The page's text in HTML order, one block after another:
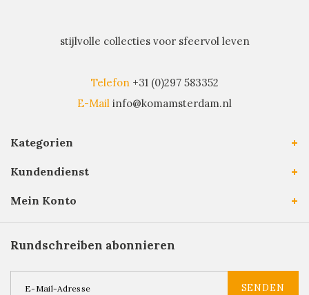
stijlvolle collecties voor sfeervol leven
Telefon +31 (0)297 583352
E-Mail info@komamsterdam.nl
Kategorien
Kundendienst
Mein Konto
Rundschreiben abonnieren
SENDEN